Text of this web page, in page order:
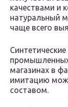
качествами и
натуральный
чаще всего
магазинах в
имитацию
составом.